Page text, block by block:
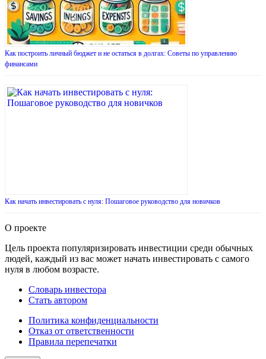
Как построить личный бюджет и не остаться в долгах: Советы по управлению
финансами
Как начать инвестировать с нуля: Пошаговое руководство для новичков
О проекте
Цель проекта популяризировать инвестиции среди обычных
людей, каждый из вас может начать инвестировать с самого
нуля в любом возрасте.
Словарь инвестора
Стать автором
Политика конфиденциальности
Отказ от ответственности
Правила перепечатки